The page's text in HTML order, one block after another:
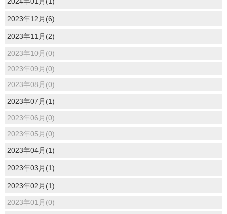
2023年12月(6)
2023年11月(2)
2023年10月(0)
2023年09月(0)
2023年08月(0)
2023年07月(1)
2023年06月(0)
2023年05月(0)
2023年04月(1)
2023年03月(1)
2023年02月(1)
2023年01月(0)